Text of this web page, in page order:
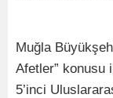
Muğla
Afetler” konusu
5’inci